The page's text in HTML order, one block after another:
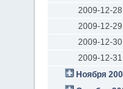
2009-12-28
2009-12-29
2009-12-30
2009-12-31
Ноября